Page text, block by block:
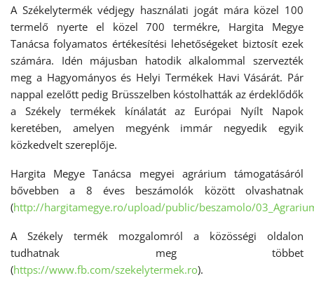
A Székelytermék védjegy használati jogát mára közel 100
termelő nyerte el közel 700 termékre, Hargita Megye
Tanácsa folyamatos értékesítési lehetőségeket biztosít ezek
számára. Idén májusban hatodik alkalommal szervezték
meg a Hagyományos és Helyi Termékek Havi Vásárát. Pár
nappal ezelőtt pedig Brüsszelben kóstolhatták az érdeklődők
a Székely termékek kínálatát az Európai Nyílt Napok
keretében, amelyen megyénk immár negyedik egyik
közkedvelt szereplője.
Hargita Megye Tanácsa megyei agrárium támogatásáról
bővebben a 8 éves beszámolók között olvashatnak
(http://hargitamegye.ro/upload/public/beszamolo/
A Székely termék mozgalomról a közösségi oldalon
tudhatnak meg többet
(https://www.fb.com/szekelytermek.ro).